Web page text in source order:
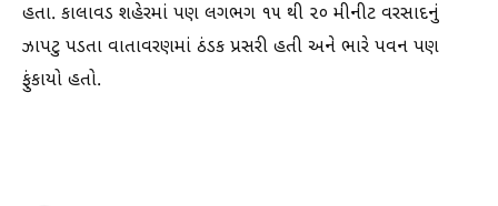
હતા. કાલાવડ શહેરમાં પણ લગભગ ૧૫ થી ૨૦ મીનીટ વરસાદનું
ઝાપટુ પડતા વાતાવરણમાં ઠંડક પ્રસરી હતી અને ભારે પવન પણ
ફુંકાયો હતો.